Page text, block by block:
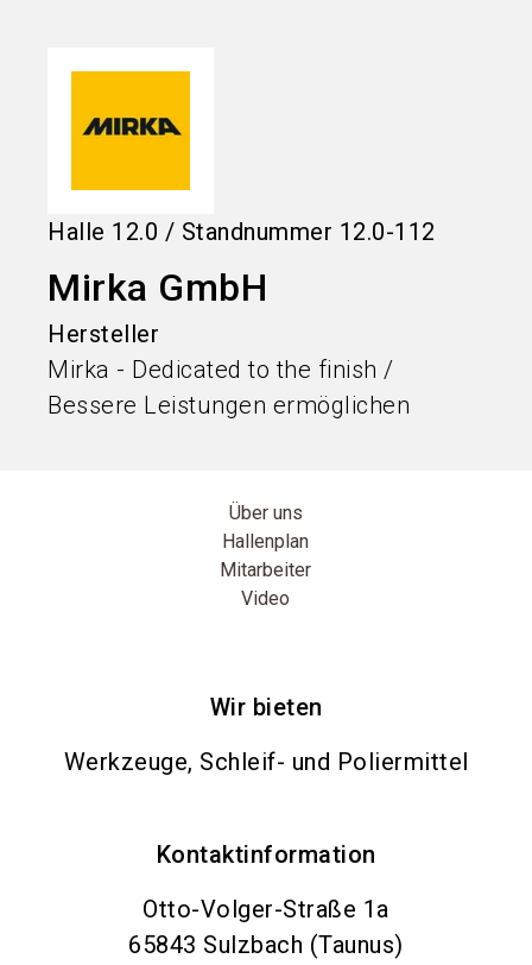
Halle 12.0 / Standnummer 12.0-112
Mirka GmbH
Hersteller
Mirka - Dedicated to the finish /
Bessere Leistungen ermöglichen
Über uns
Hallenplan
Mitarbeiter
Video
Wir bieten
Werkzeuge, Schleif- und Poliermittel
Kontaktinformation
Otto-Volger-Straße 1a
65843 Sulzbach (Taunus)